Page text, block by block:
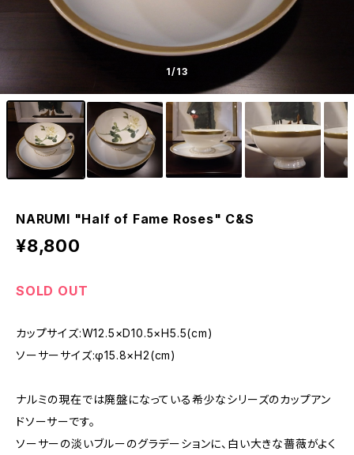
1/13
NARUMI "Half of Fame Roses" C&S
¥8,800
SOLD OUT
カップサイズ:W12.5×D10.5×H5.5(cm)
ソーサーサイズ:φ15.8×H2(cm)
ナルミの現在では廃盤になっている希少なシリーズのカップアン
ドソーサーです。
ソーサーの淡いブルーのグラデーションに、白い大きな薔薇がよく